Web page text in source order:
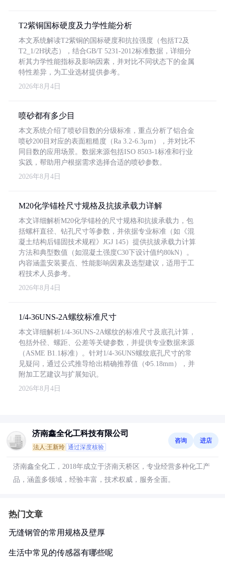
T2紫铜国标硬度及力学性能分析
本文系统解读T2紫铜的国标硬度和抗拉强度（包括T2及
T2_1/2H状态），结合GB/T 5231-2012标准数据，详细分
析其力学性能指标及影响因素，并对比不同状态下的金属
特性差异，为工业选材提供参考。
2026年8月4日
喷砂都有多少目
本文系统介绍了喷砂目数的分级标准，重点分析了铝合金
喷砂200目对应的表面粗糙度（Ra 3.2-6.3μm），并对比不
同目数的应用场景。数据来源包括ISO 8503-1标准和行业
实践，帮助用户根据需求选择合适的喷砂参数。
2026年8月4日
M20化学锚栓尺寸规格及抗拔承载力详解
本文详细解析M20化学锚栓的尺寸规格和抗拔承载力，包
括螺杆直径、钻孔尺寸等参数，并依据专业标准（如《混
凝土结构后锚固技术规程》JGJ 145）提供抗拔承载力计算
方法和典型数值（如混凝土强度C30下设计值约80kN）。
内容涵盖安装要点、性能影响因素及选型建议，适用于工
程技术人员参考。
2026年8月4日
1/4-36UNS-2A螺纹标准尺寸
本文详细解析1/4-36UNS-2A螺纹的标准尺寸及底孔计算，
包括外径、螺距、公差等关键参数，并提供专业数据来源
（ASME B1.1标准）。针对1/4-36UNS螺纹底孔尺寸的常
见疑问，通过公式推导给出精确推荐值（Φ5.18mm），并
附加工艺建议与扩展知识。
2026年8月4日
济南鑫全化工科技有限公司
法人:王新玲 通过深度核验
咨询 进店
济南鑫全化工，2018年成立于济南天桥区，专业经营多种化工产
品，涵盖多领域，经验丰富，技术权威，服务全面。
热门文章
无缝钢管的常用规格及壁厚
生活中常见的传感器有哪些呢